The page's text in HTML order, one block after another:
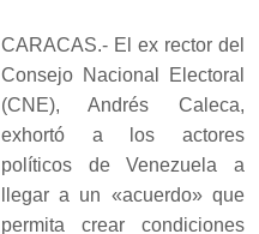
CARACAS.- El ex rector del
Consejo Nacional Electoral
(CNE), Andrés Caleca,
exhortó a los actores
políticos de Venezuela a
llegar a un «acuerdo» que
permita crear condiciones